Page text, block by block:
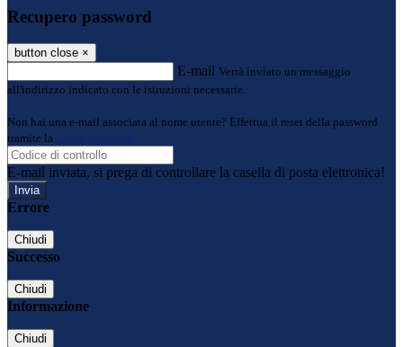
Recupero password
button close ×
E-mail Verrà inviato un messaggio
all'indirizzo indicato con le istruzioni necessarie.
Non hai una e-mail associata al nome utente? Effettua il reset della password
tramite la
Login Spaggiari
E-mail inviata, si prega di controllare la casella di posta elettronica!
Errore
Chiudi
Successo
Chiudi
Informazione
Chiudi